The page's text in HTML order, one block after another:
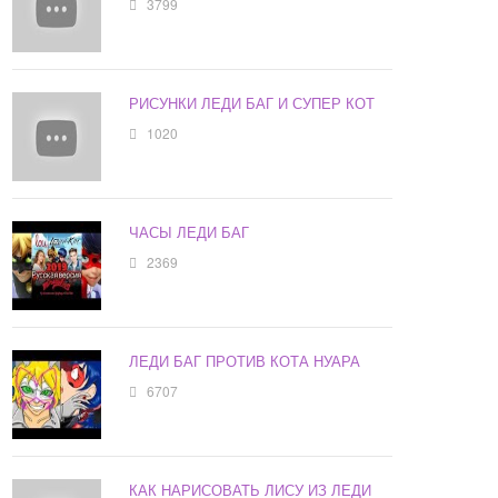
3799
РИСУНКИ ЛЕДИ БАГ И СУПЕР КОТ
1020
ЧАСЫ ЛЕДИ БАГ
2369
ЛЕДИ БАГ ПРОТИВ КОТА НУАРА
6707
КАК НАРИСОВАТЬ ЛИСУ ИЗ ЛЕДИ